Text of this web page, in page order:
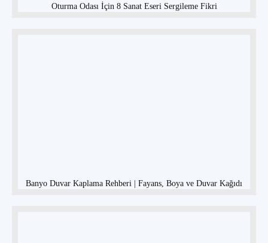
Oturma Odası İçin 8 Sanat Eseri Sergileme Fikri
Banyo Duvar Kaplama Rehberi | Fayans, Boya ve Duvar Kağıdı